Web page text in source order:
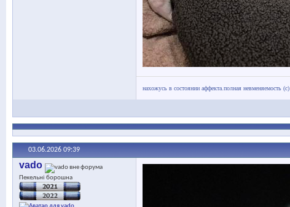
нахожусь в состоянии аффекта.полная невменяемость (с)
03.06.2026 09:39
vado
Пекельні борошна